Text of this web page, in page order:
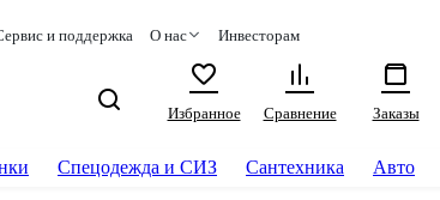
и поддержка О нас Инвесторам
Избранное
Сравнение Заказы
Спецодежда и СИЗ Сантехника Авто